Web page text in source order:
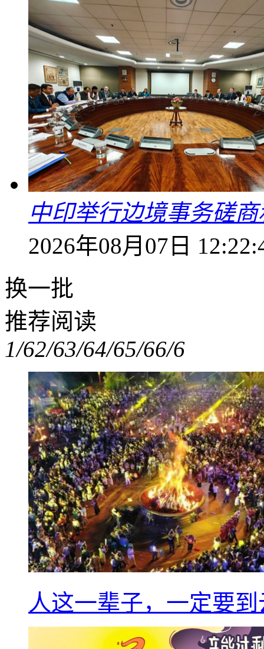
中印举行边境事务磋
2026年08月07日
换一批
推荐阅读
1/62/63/64/65/66/6
人这一辈子，一定要